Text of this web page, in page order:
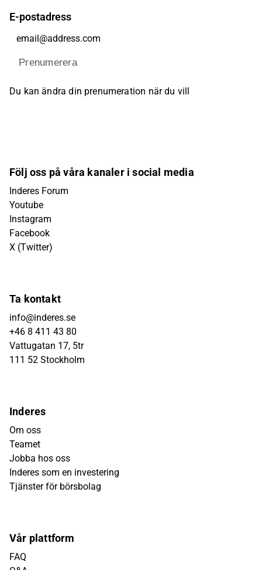
E-postadress
Prenumerera
Du kan ändra din prenumeration när du vill
Följ oss på våra kanaler i social media
Inderes Forum
Youtube
Instagram
Facebook
X (Twitter)
Ta kontakt
info@inderes.se
+46 8 411 43 80
Vattugatan 17, 5tr
111 52 Stockholm
Inderes
Om oss
Teamet
Jobba hos oss
Inderes som en investering
Tjänster för börsbolag
Vår plattform
FAQ